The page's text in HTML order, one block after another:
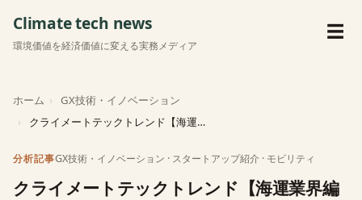
Climate tech news
環境価値を経済価値に変える実務メディア
メ
☰
ホーム
GX技術・イノベーション
クライメートテックトレンド【海運業界編⑳】Solarduck Ocean In…
分析記事GX技術・イノベーション · スタートアップ紹介· モビリティ
クライメートテックトレンド【海運業界編